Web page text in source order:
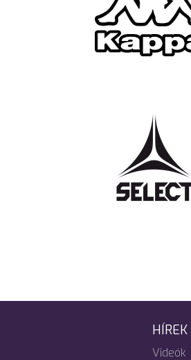
HÍREK
Videók